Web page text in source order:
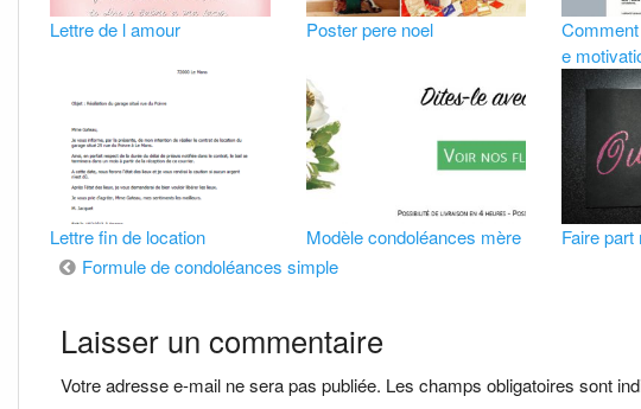
Lettre de l amour Poster pere noel
e
Lettre fin de location Modèle condoléances mère Faire
Navigation
de
l’article
Formule de condoléances simple
Laisser un commentaire
Votre adresse e-mail ne sera pas publiée. Les champs obligatoires sont